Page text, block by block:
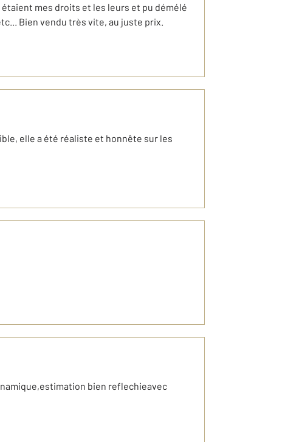
mes droits et les leurs et pu démélé
Bien vendu très vite, au juste prix.
elle a été réaliste et honnête sur les
bien reflechieavec